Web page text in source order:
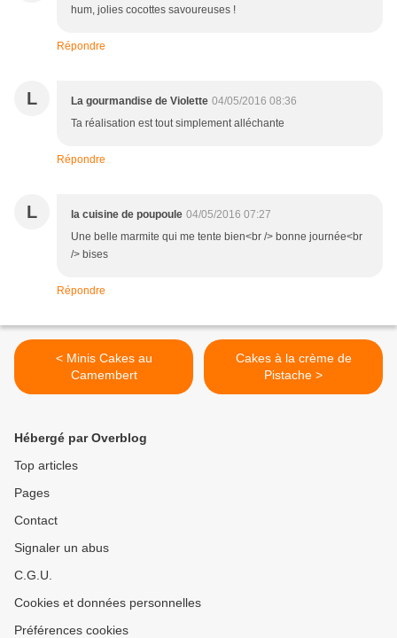
hum, jolies cocottes savoureuses !
Répondre
L La gourmandise de Violette 04/05/2016 08:36
Ta réalisation est tout simplement alléchante
Répondre
L la cuisine de poupoule 04/05/2016 07:27
Une belle marmite qui me tente bien<br /> bonne journée<br
/> bises
Répondre
< Minis Cakes au
Camembert
Cakes à la crème de
Pistache >
Hébergé par Overblog
Top articles
Pages
Contact
Signaler un abus
C.G.U.
Cookies et données personnelles
Préférences cookies